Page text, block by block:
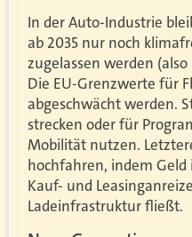
In der Auto-Industrie
ab 2035 nur noch
zugelassen werden
Die EU-Grenzwerte für
abgeschwächt werden.
strecken oder für
Mobilität nutzen.
hochfahren, indem Geld
Kauf- und
Ladeinfrastruktur fließt.